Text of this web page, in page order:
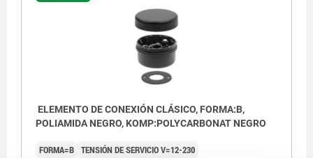
ELEMENTO DE CONEXIÓN CLÁSICO, FORMA:B,
POLIAMIDA NEGRO, KOMP:POLYCARBONAT NEGRO
FORMA=B TENSIÓN DE SERVICIO V=12-230